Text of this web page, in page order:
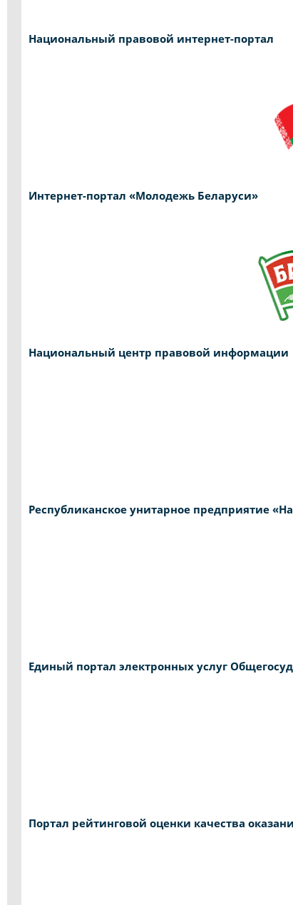
Национальный правовой интернет-портал
Интернет-портал «Молодежь Беларуси»
Национальный центр правовой информации
Республиканское унитарное предприятие
Единый портал электронных услуг
Портал рейтинговой оценки качества